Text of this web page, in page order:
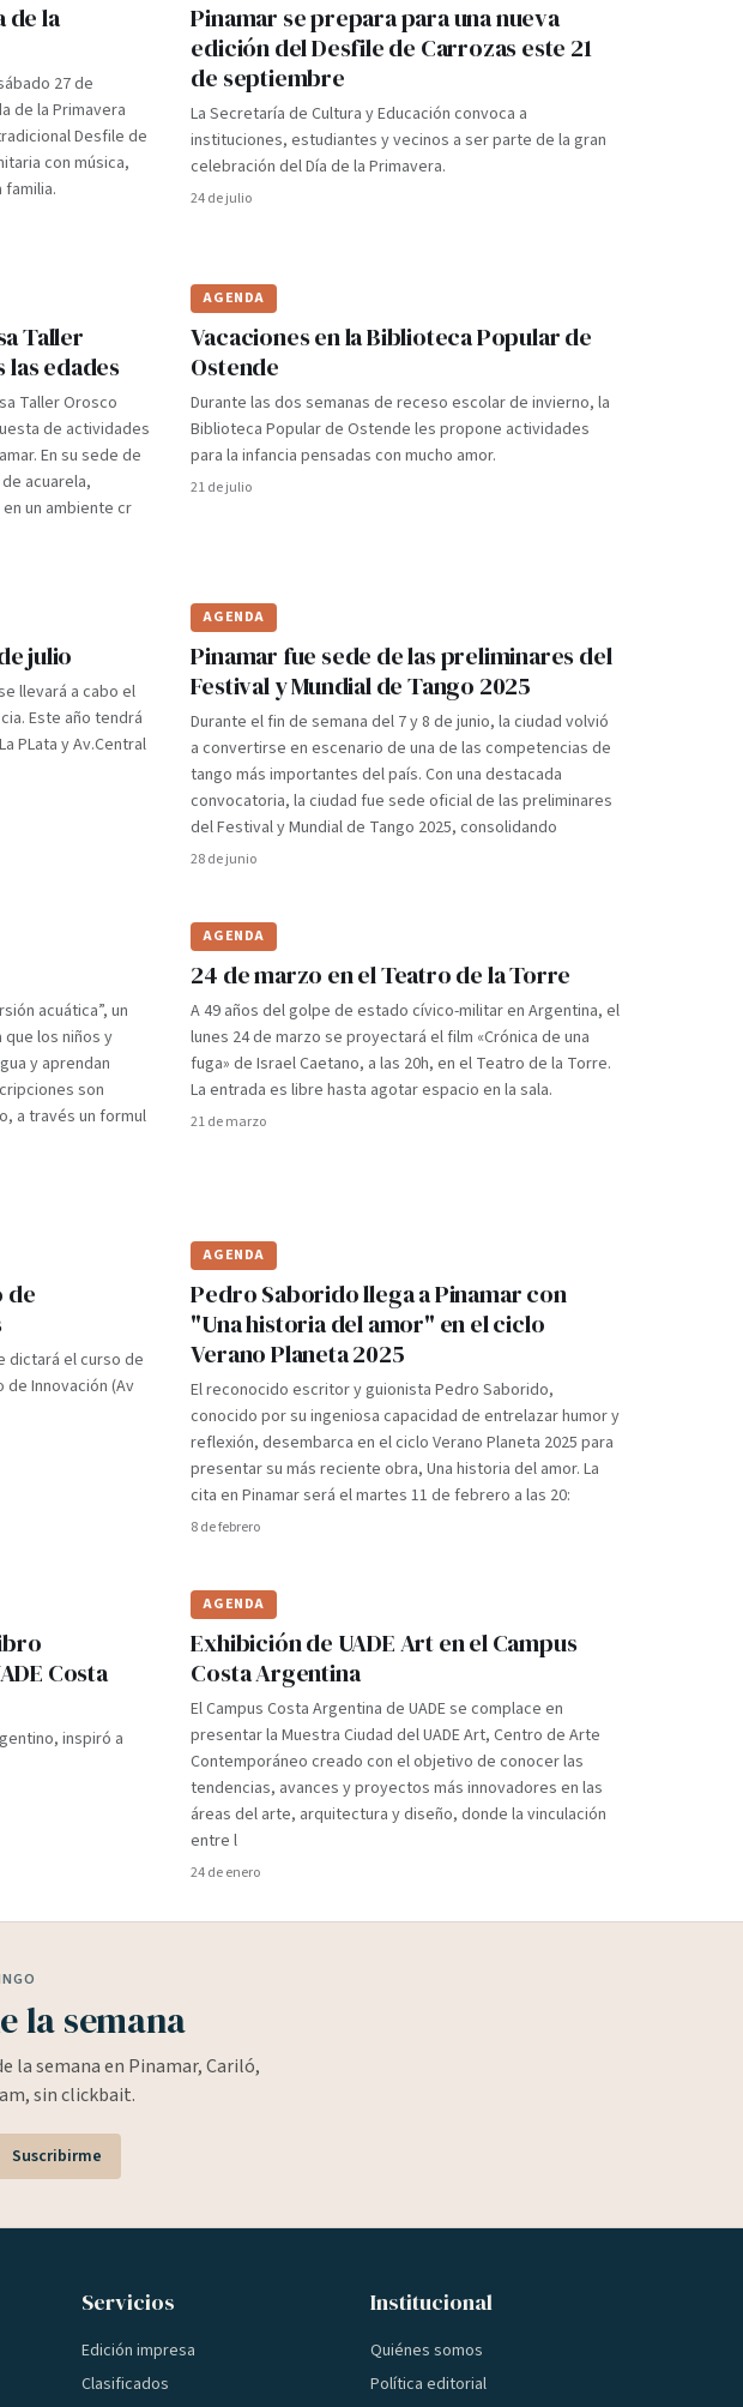
de la
27 de
de la Primavera
Desfile de
con música,
Pinamar se prepara para una nueva
edición del Desfile de Carrozas este 21
de septiembre
La Secretaría de Cultura y Educación convoca a
instituciones, estudiantes y vecinos a ser parte de la gran
celebración del Día de la Primavera.
24 de julio
Taller
edades
Taller Orosco
de actividades
En su sede de
acuarela,
un ambiente cr
AGENDA
Vacaciones en la Biblioteca Popular de
Ostende
Durante las dos semanas de receso escolar de invierno, la
Biblioteca Popular de Ostende les propone actividades
para la infancia pensadas con mucho amor.
21 de julio
julio
llevará a cabo el
Este año tendrá
PLata y Av.Central
AGENDA
Pinamar fue sede de las preliminares del
Festival y Mundial de Tango 2025
Durante el fin de semana del 7 y 8 de junio, la ciudad volvió
a convertirse en escenario de una de las competencias de
tango más importantes del país. Con una destacada
convocatoria, la ciudad fue sede oficial de las preliminares
del Festival y Mundial de Tango 2025, consolidando
28 de junio
acuática”, un
que los niños y
y aprendan
son
a través un formul
AGENDA
24 de marzo en el Teatro de la Torre
A 49 años del golpe de estado cívico-militar en Argentina, el
lunes 24 de marzo se proyectará el film «Crónica de una
fuga» de Israel Caetano, a las 20h, en el Teatro de la Torre.
La entrada es libre hasta agotar espacio en la sala.
21 de marzo
de
dictará el curso de
Innovación (Av
AGENDA
Pedro Saborido llega a Pinamar con
"Una historia del amor" en el ciclo
Verano Planeta 2025
El reconocido escritor y guionista Pedro Saborido,
conocido por su ingeniosa capacidad de entrelazar humor y
reflexión, desembarca en el ciclo Verano Planeta 2025 para
presentar su más reciente obra, Una historia del amor. La
cita en Pinamar será el martes 11 de febrero a las 20:
8 de febrero
Costa
inspiró a
AGENDA
Exhibición de UADE Art en el Campus
Costa Argentina
El Campus Costa Argentina de UADE se complace en
presentar la Muestra Ciudad del UADE Art, Centro de Arte
Contemporáneo creado con el objetivo de conocer las
tendencias, avances y proyectos más innovadores en las
áreas del arte, arquitectura y diseño, donde la vinculación
entre l
24 de enero
la semana
la semana en Pinamar, Cariló,
sin clickbait.
Suscribirme
Servicios
Edición impresa
Clasificados
Institucional
Quiénes somos
Política editorial